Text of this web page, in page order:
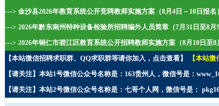
---> 金沙县2026年教育系统公开竞聘教师实施方案（8月4日－10日报名
---> 2026年黔东南州特种设备检验所招聘编外人员简章（7月31日至8月
---> 2026年铜仁市碧江区教育系统公开招聘教师实施方案（8月10日至8
【本站微信招聘求职群、QQ求职群等请你加入，点击查看】 【本站
【请关注】本站1号微信公众号名称是：163贵州人，微信号是：
【请关注】本站2号微信公众号名称是：七哥个人网，微信号是：